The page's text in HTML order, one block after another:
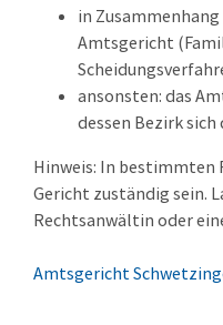
in
Amtsgericht
ansonsten: das
dessen Bezirk
Hinweis: In bestimmten
Gericht zuständig sein.
Rechtsanwältin oder
Amtsgericht